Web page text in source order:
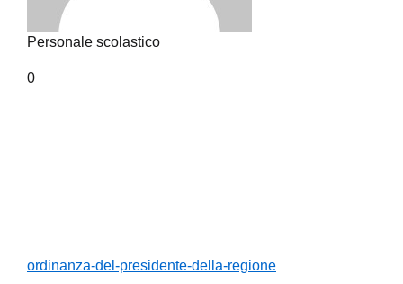
Personale scolastico
0
ordinanza-del-presidente-della-regione